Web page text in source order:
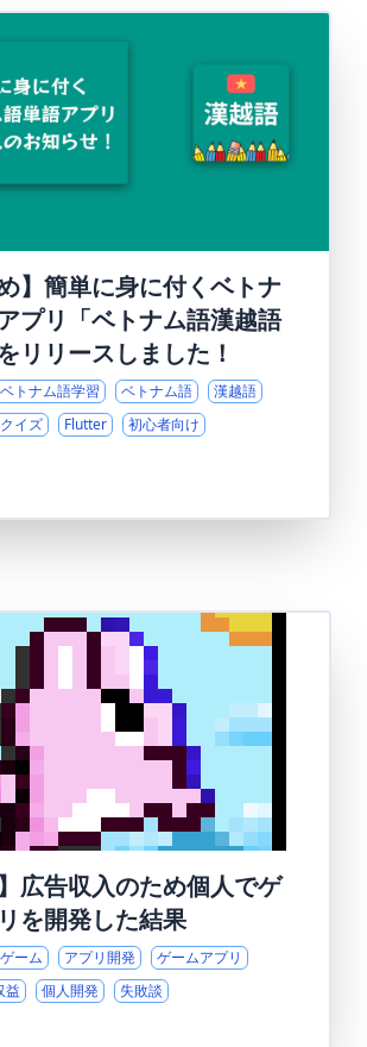
め】簡単に身に付くベトナ
プリ「ベトナム語漢越語
リリースしました！
ベトナム語学習 ベトナム語
漢越語
クイズ Flutter
初心者向け
】広告収入のため個人でゲ
を開発した結果
ゲーム アプリ開発
ゲームアプリ
益 個人開発 失敗談